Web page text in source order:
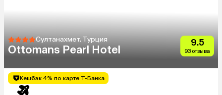
Султанахмет, Турция
Ottomans Pearl Hotel
9.5
93 отзыва
Кешбэк 4% по карте Т-Банка